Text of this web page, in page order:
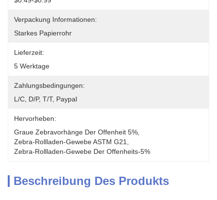
Verpackung Informationen:
Starkes Papierrohr
Lieferzeit:
5 Werktage
Zahlungsbedingungen:
L/C, D/P, T/T, Paypal
Hervorheben:
Graue Zebravorhänge Der Offenheit 5%
Zebra-Rollladen-Gewebe ASTM G21
Zebra-Rollladen-Gewebe Der Offenheits-5%
Beschreibung Des Produkts